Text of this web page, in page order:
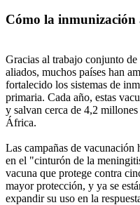
Cómo la inmunización
Gracias al trabajo conjunto de
aliados, muchos países han
fortalecido los sistemas de
primaria. Cada año, estas
y salvan cerca de 4,2
África.
Las campañas de
en el "cinturón de la
vacuna que protege contra
mayor protección, y ya se
expandir su uso en la